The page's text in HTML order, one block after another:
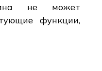
не может
функции,